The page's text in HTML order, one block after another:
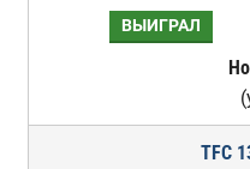
ВЫИГРАЛ
TFC